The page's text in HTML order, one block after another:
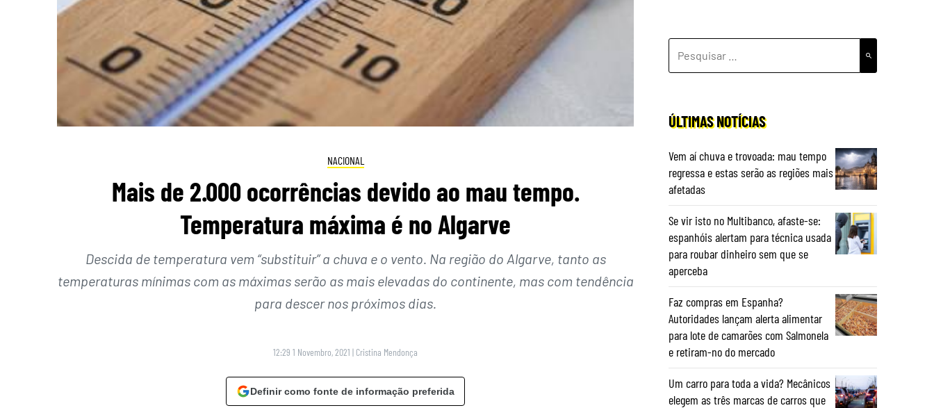
NACIONAL
Mais de 2.000 ocorrências devido ao mau tempo.
Temperatura máxima é no Algarve
Descida de temperatura vem “substituir” a chuva e o vento. Na região do Algarve, tanto as
temperaturas mínimas com as máximas serão as mais elevadas do continente, mas com tendência
para descer nos próximos dias.
12:29 1 Novembro, 2021 | Cristina Mendonça
Definir como fonte de informação preferida
POR:
ÚLTIMAS NOTÍCIAS
Vem aí chuva e trovoada: mau tempo
regressa e estas serão as regiões mais
afetadas
Se vir isto no Multibanco, afaste-se:
espanhóis alertam para técnica usada
para roubar dinheiro sem que se
aperceba
Faz compras em Espanha?
Autoridades lançam alerta alimentar
para lote de camarões com Salmonela
e retiram-no do mercado
Um carro para toda a vida? Mecânicos
elegem as três marcas de carros que